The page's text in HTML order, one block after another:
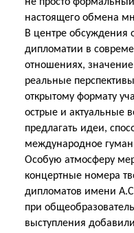
настоящего обмена
В центре обсуждения
дипломатии в
отношениях,
реальные
открытому формату
острые и актуальные
предлагать идеи,
международное
Особую атмосферу
концертные номера
дипломатов имени
при
выступления